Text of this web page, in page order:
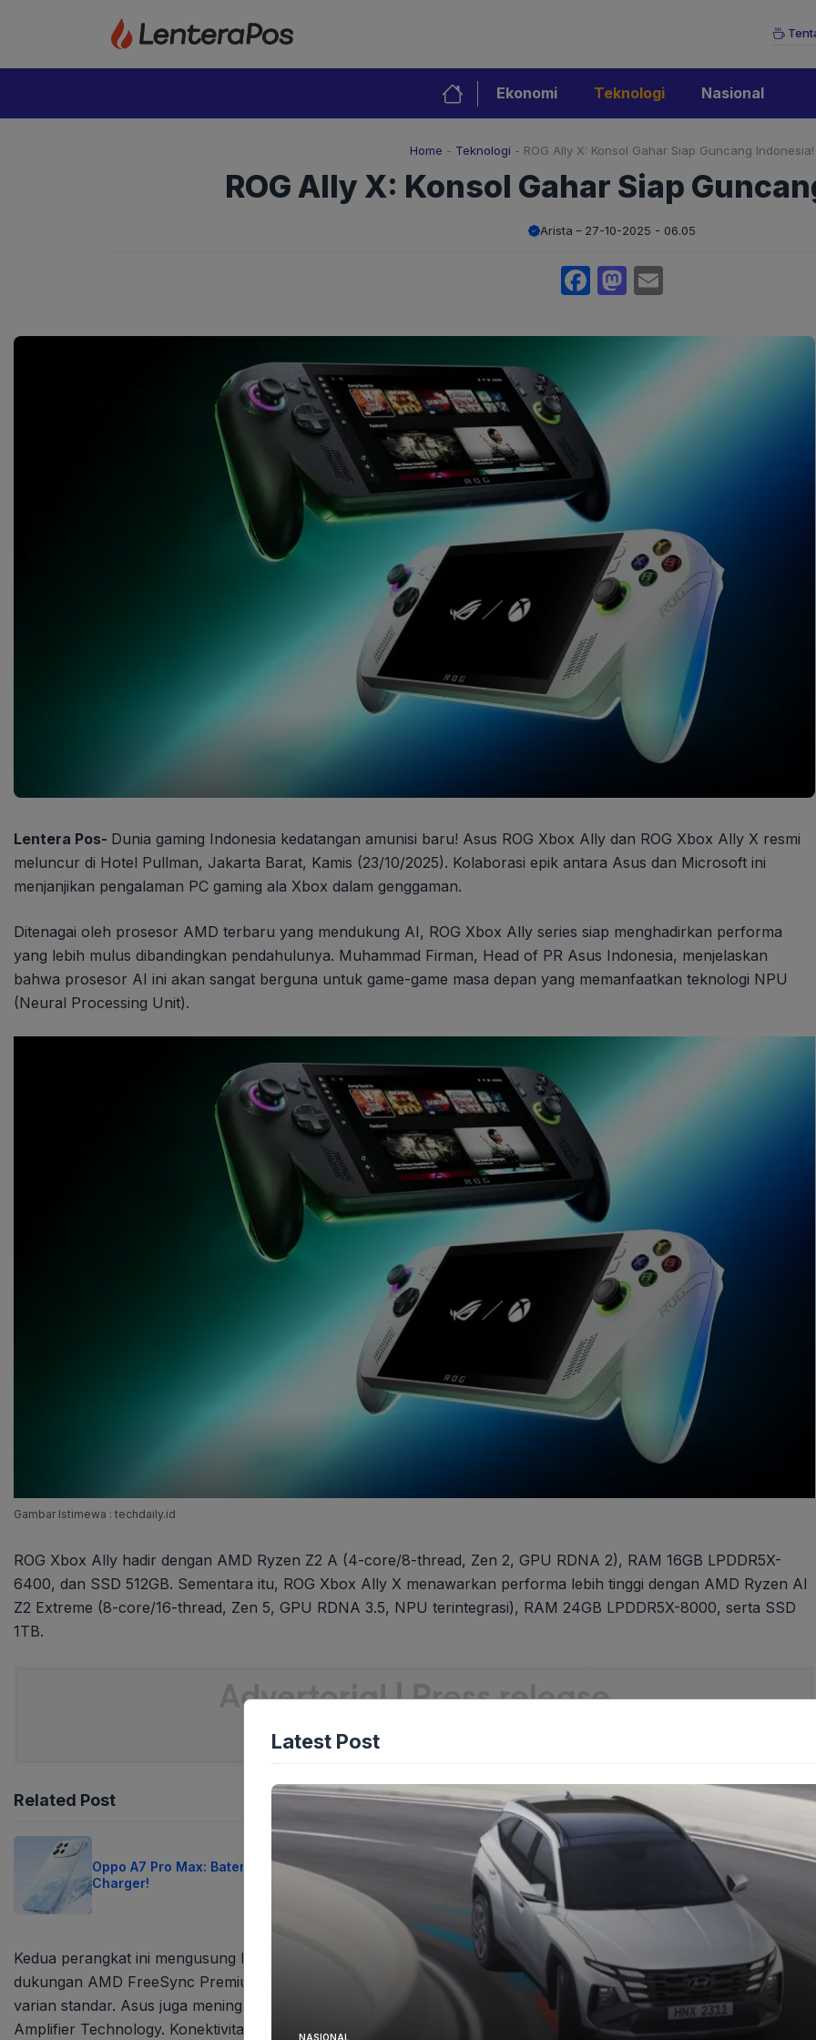
Ekonomi Teknologi Nasional
Home - Teknologi - ROG Ally X: Konsol Gahar Siap Guncang Indonesia!
ROG Ally X: Konsol Gahar Siap
Arista 27-10-2025 - 06.05
Facebook
Mastodon
Lentera Pos- Dunia gaming Indonesia kedatangan amunisi baru! Asus ROG Xbox Ally dan ROG Xbox Ally X resmi
meluncur di Hotel Pullman, Jakarta Barat, Kamis (23/10/2025). Kolaborasi epik antara Asus dan Microsoft ini
menjanjikan pengalaman PC gaming ala Xbox dalam genggaman.
Ditenagai oleh prosesor AMD terbaru yang mendukung AI, ROG Xbox Ally series siap menghadirkan performa
yang lebih mulus dibandingkan pendahulunya. Muhammad Firman, Head of PR Asus Indonesia, menjelaskan
bahwa prosesor AI ini akan sangat berguna untuk game-game masa depan yang memanfaatkan teknologi NPU
(Neural Processing Unit).
Gambar Istimewa : techdaily.id
ROG Xbox Ally hadir dengan AMD Ryzen Z2 A (4-core/8-thread, Zen 2, GPU RDNA 2), RAM 16GB LPDDR5X-
6400, dan SSD 512GB. Sementara itu, ROG Xbox Ally X menawarkan performa lebih tinggi dengan AMD Ryzen AI
Z2 Extreme (8-core/16-thread, Zen 5, GPU RDNA 3.5, NPU terintegrasi), RAM 24GB LPDDR5X-8000, serta SSD
1TB.
Related Post
Oppo A7 Pro Max: Baterai 10.000 mAh, Lupakan
Charger!
GTA 6: Dunia Baru, Cinta Terlarang, dan
Konspirasi!
Kedua perangkat ini mengusung layar 7 inci FHD (1920×1080) dengan refresh rate 120Hz, kecerahan 500 nits, dan
dukungan AMD FreeSync Premium. ROG Xbox Ally X juga dibekali baterai 80Wh, meningkat dari 60Wh pada
varian standar. Asus juga meningkatkan kualitas audio dengan Dolby Atmos, AI Noise-Canceling, dan Smart
Amplifier Technology. Konektivitas modern seperti Wi-Fi 6E dan port USB Type-C berdaya 65W juga hadir.
Latest Post
NASIONAL